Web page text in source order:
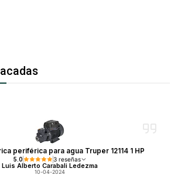
periférica para agua Truper 12114 1 HP
5.0 3 reseñas
Luis Alberto Carabali Ledezma
10-04-2024